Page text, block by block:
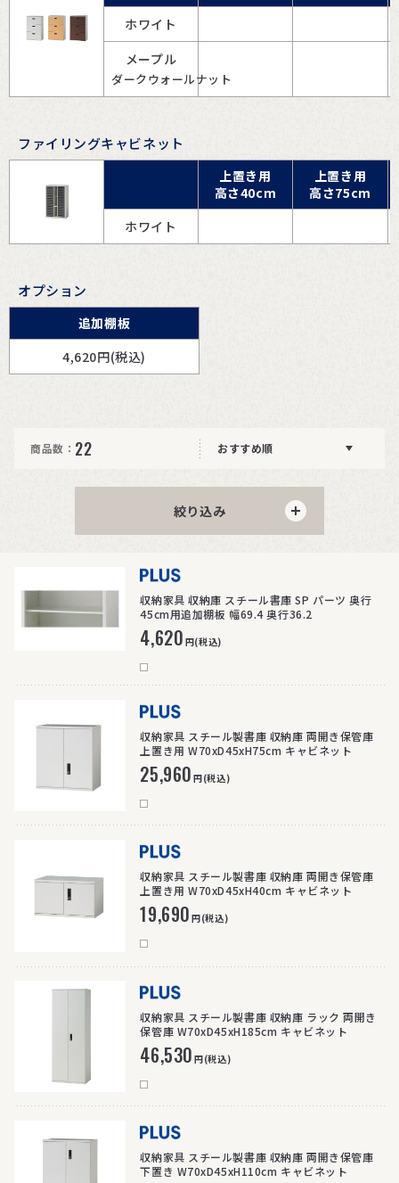
ホワイト
メープル
ダークウォールナット
ファイリングキャビネット
上置き用
高さ40cm
上置き用
高さ75cm
ホワイト
オプション
追加棚板
4,620円(税込)
商品数： 22 おすすめ順
絞り込み
>
収納家具 収納庫 スチール書庫 SP パーツ 奥行
45cm用追加棚板 幅69.4 奥行36.2
4,620円(税込)
>
収納家具 スチール製書庫 収納庫 両開き保管庫
上置き用 W70xD45xH75cm キャビネット
25,960円(税込)
>
収納家具 スチール製書庫 収納庫 両開き保管庫
上置き用 W70xD45xH40cm キャビネット
19,690円(税込)
>
収納家具 スチール製書庫 収納庫 ラック 両開き
保管庫 W70xD45xH185cm キャビネット
46,530円(税込)
>
収納家具 スチール製書庫 収納庫 両開き保管庫
下置き W70xD45xH110cm キャビネット